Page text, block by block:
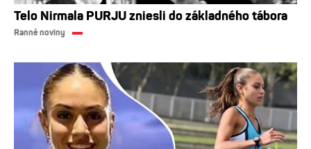
Telo Nirmala PURJU zniesli do základného tábora
Ranné noviny